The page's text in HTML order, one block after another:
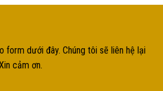
form dưới đây. Chúng tôi sẽ liên hệ lại
cảm ơn.